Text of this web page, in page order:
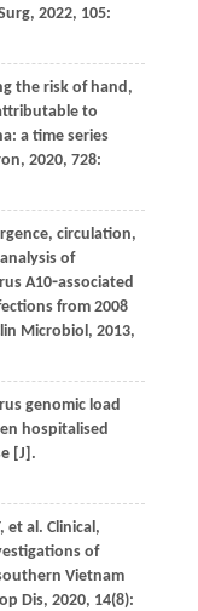
, 2022, 105:
the risk of hand,
to
a time series
, 2020, 728:
circulation,
of
A10⁃associated
from 2008
Microbiol , 2013,
genomic load
hospitalised
[J].
, et al . Clinical,
of
Vietnam
Dis, 2020, 14(8):